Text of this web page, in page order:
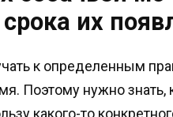
их
к определенным
Поэтому нужно знать,